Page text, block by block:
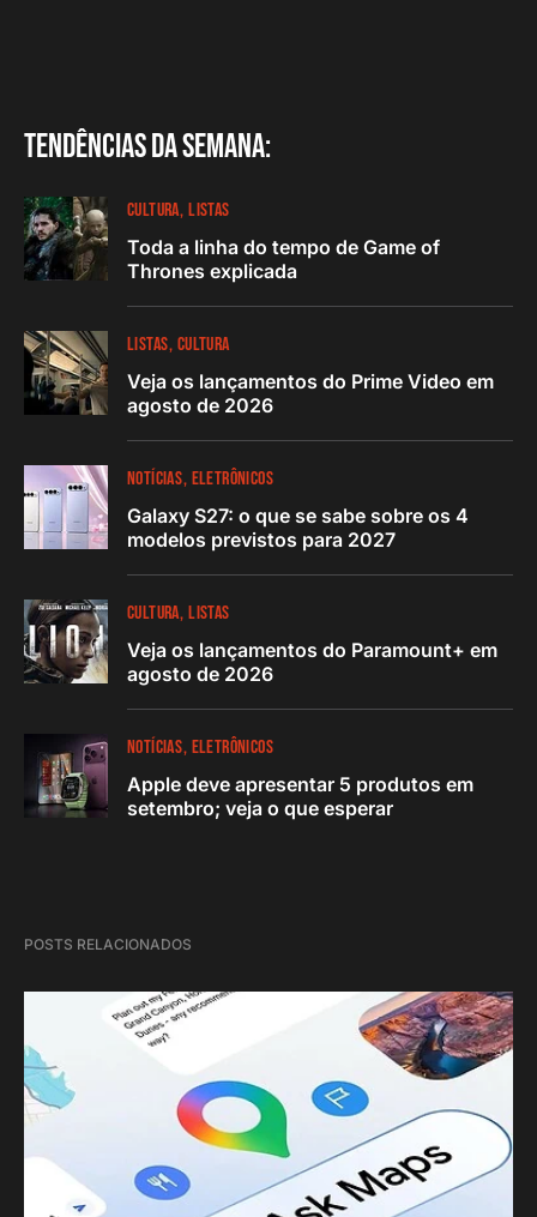
Tendências da semana:
CULTURA LISTAS
Toda a linha do tempo de Game of
Thrones explicada
LISTAS CULTURA
Veja os lançamentos do Prime Video em
agosto de 2026
NOTÍCIAS ELETRÔNICOS
Galaxy S27: o que se sabe sobre os 4
modelos previstos para 2027
CULTURA LISTAS
Veja os lançamentos do Paramount+ em
agosto de 2026
NOTÍCIAS ELETRÔNICOS
Apple deve apresentar 5 produtos em
setembro; veja o que esperar
POSTS RELACIONADOS